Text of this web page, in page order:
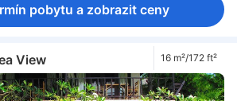
pobytu a zobrazit ceny
View 16 m²/172 ft²